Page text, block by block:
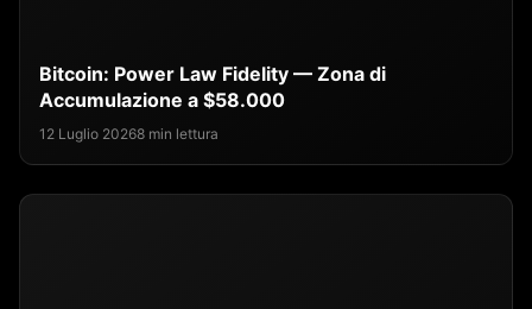
Bitcoin: Power Law Fidelity — Zona di
Accumulazione a $58.000
12 Luglio 20268 min lettura